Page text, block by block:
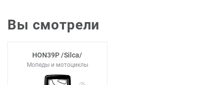
Вы смотрели
HON39P /Silca/
Мопеды и мотоциклы